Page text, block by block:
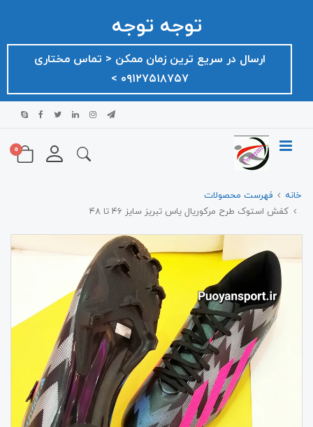
توجه توجه
ارسال در سریع ترین زمان ممکن ‌< تماس مختاری
۰۹۱۲۷۵۱۸۷۵۷ >
0
خانه
فهرست محصولات
کفش استوک طرح مرکوریال یاس تبریز سایز ۴۶ تا ۴۸